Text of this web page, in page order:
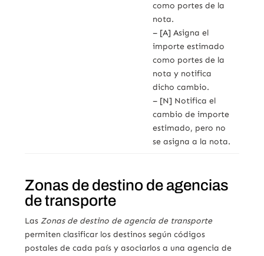
como portes de la
nota.
– [A] Asigna el
importe estimado
como portes de la
nota y notifica
dicho cambio.
– [N] Notifica el
cambio de importe
estimado, pero no
se asigna a la nota.
Zonas de destino de agencias
de transporte
LasZonas de destino de agencia de transporte
permiten clasificar los destinos según códigos
postales de cada país y asociarlos a una agencia de